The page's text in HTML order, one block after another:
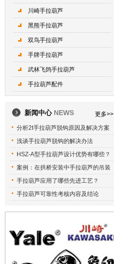
川崎手拉葫芦
黑熊手拉葫芦
双鸟手拉葫芦
手牌手拉葫芦
武林飞鸽手拉葫芦
手拉葫芦配件
新闻中心 NEWS
更多>>
分析2t手拉葫芦脱钩原因及解决方案
浅谈手拉葫芦脱钩的解决办法
HSZ-A型手拉葫芦设计优势有哪些？
案例：在拱桥安装中手拉葫芦的吊装
手拉葫芦应用了哪些先进工艺？
手拉葫芦可靠性考核内容及结论